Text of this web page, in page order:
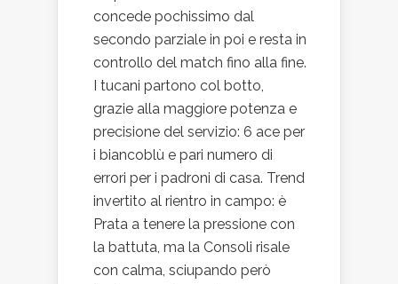
concede pochissimo dal
secondo parziale in poi e resta in
controllo del match fino alla fine.
I tucani partono col botto,
grazie alla maggiore potenza e
precisione del servizio: 6 ace per
i biancoblù e pari numero di
errori per i padroni di casa. Trend
invertito al rientro in campo: è
Prata a tenere la pressione con
la battuta, ma la Consoli risale
con calma, sciupando però